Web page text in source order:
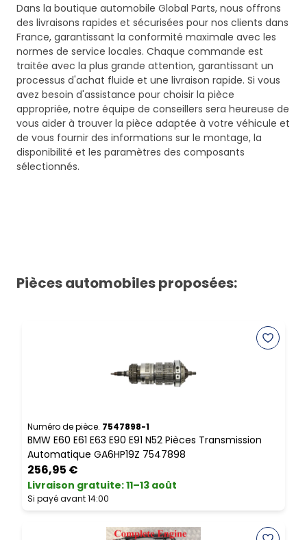
Dans la boutique automobile Global Parts, nous offrons
des livraisons rapides et sécurisées pour nos clients dans
France, garantissant la conformité maximale avec les
normes de service locales. Chaque commande est
traitée avec la plus grande attention, garantissant un
processus d'achat fluide et une livraison rapide. Si vous
avez besoin d'assistance pour choisir la pièce
appropriée, notre équipe de conseillers sera heureuse de
vous aider à trouver la pièce adaptée à votre véhicule et
de vous fournir des informations sur le montage, la
disponibilité et les paramètres des composants
sélectionnés.
Pièces automobiles proposées:
Numéro de pièce. 7547898-1
BMW E60 E61 E63 E90 E91 N52 Pièces Transmission
Automatique GA6HP19Z 7547898
256,95 €
Livraison gratuite:11–13 août
Si payé avant 14:00